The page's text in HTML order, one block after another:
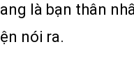
là bạn thân
nói ra.